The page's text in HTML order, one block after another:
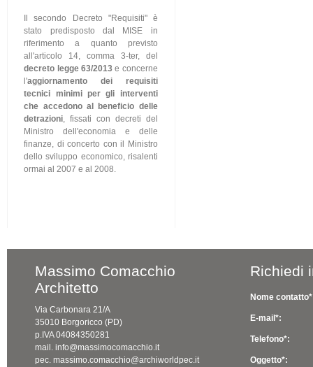
Il secondo Decreto "Requisiti" è
stato predisposto dal MISE in
riferimento a quanto previsto
all'articolo 14, comma 3-ter, del
decreto legge 63/2013 e concerne
l'aggiornamento dei requisiti
tecnici minimi per gli interventi
che accedono al beneficio delle
detrazioni , fissati con decreti del
Ministro dell'economia e delle
finanze, di concerto con il Ministro
dello sviluppo economico, risalenti
ormai al 2007 e al 2008.
Massimo Comacchio
Architetto
Via Carbonara 21/A
35010 Borgoricco (PD)
p.IVA 04084350281
mail. info@massimocomacchio.it
pec. massimo.comacchio@archiworldpec.it
Richiedi
Nome
E-mail*:
Telefono*:
Oggetto*: